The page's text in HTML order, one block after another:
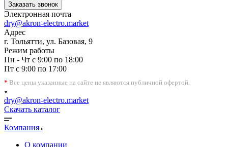
Заказать звонок
Электронная почта
dry@akron-electro.market
Адрес
г. Тольятти, ул. Базовая, 9
Режим работы
Пн - Чт с 9:00 по 18:00
Пт с 9:00 по 17:00
* Все цены указанные на сайте не являются публичной офертой.
dry@akron-electro.market
Скачать каталог
Компания
О компании